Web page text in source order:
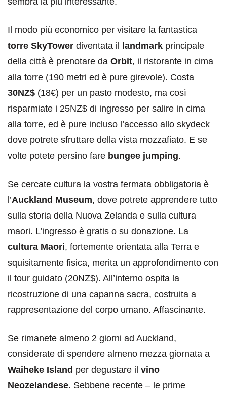
Il modo più economico per visitare la fantastica
torre SkyTower diventata il landmark principale
della città è prenotare da Orbit, il ristorante in cima
alla torre (190 metri ed è pure girevole). Costa
30NZ$ (18€) per un pasto modesto, ma così
risparmiate i 25NZ$ di ingresso per salire in cima
alla torre, ed è pure incluso l’accesso allo skydeck
dove potrete sfruttare della vista mozzafiato. E se
volte potete persino fare bungee jumping.
Se cercate cultura la vostra fermata obbligatoria è
l’Auckland Museum, dove potrete apprendere tutto
sulla storia della Nuova Zelanda e sulla cultura
maori. L’ingresso è gratis o su donazione. La
cultura Maori, fortemente orientata alla Terra e
squisitamente fisica, merita un approfondimento con
il tour guidato (20NZ$). All’interno ospita la
ricostruzione di una capanna sacra, costruita a
rappresentazione del corpo umano. Affascinante.
Se rimanete almeno 2 giorni ad Auckland,
considerate di spendere almeno mezza giornata a
Waiheke Island per degustare il vino
Neozelandese. Sebbene recente – le prime